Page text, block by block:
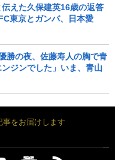
伝えた久保建英16歳の返答
東京とガンバ、日本愛
勝の夜、佐藤寿人の胸で青
ジンでした」いま、青山
事をお届けします